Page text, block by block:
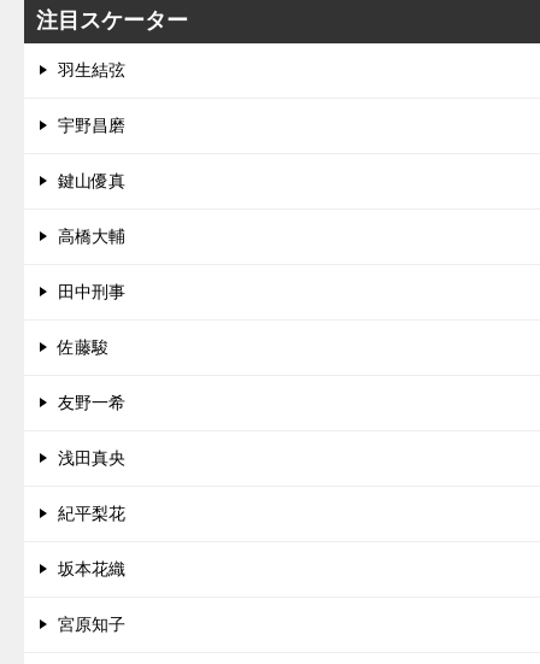
注目スケーター
羽生結弦
宇野昌磨
鍵山優真
高橋大輔
田中刑事
佐藤駿
友野一希
浅田真央
紀平梨花
坂本花織
宮原知子